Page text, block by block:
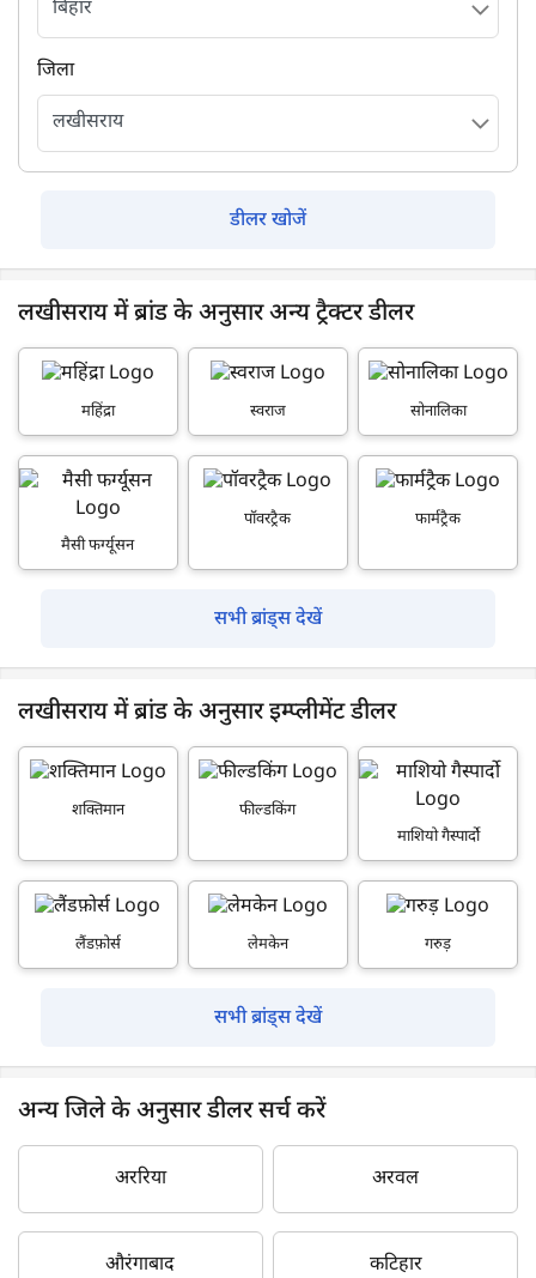
जिला
डीलर खोजें
लखीसराय में ब्रांड के अनुसार अन्य ट्रैक्टर डीलर
महिंद्रा स्वराज सोनालिका
मैसी फर्ग्यूसन
पॉवरट्रैक फार्मट्रैक
सभी ब्रांड्स देखें
लखीसराय में ब्रांड के अनुसार इम्प्लीमेंट डीलर
शक्तिमान
फील्डकिंग
माशियो गैस्पार्दो
लैंडफ़ोर्स लेमकेन गरुड़
सभी ब्रांड्स देखें
अन्य जिले के अनुसार डीलर सर्च करें
अररिया अरवल
औरंगाबाद कटिहार